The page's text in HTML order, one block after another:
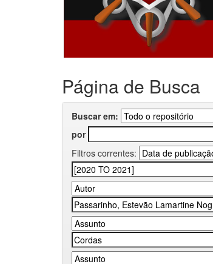
Página de Busca
Buscar em:
por
Filtros correntes: